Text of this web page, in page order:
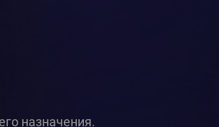
назначения.